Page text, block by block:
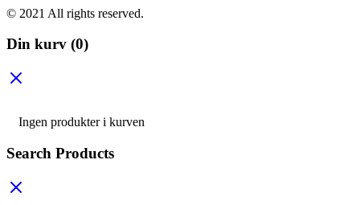
© 2021 All rights reserved.
Din kurv (0)
Ingen produkter i kurven
Search Products